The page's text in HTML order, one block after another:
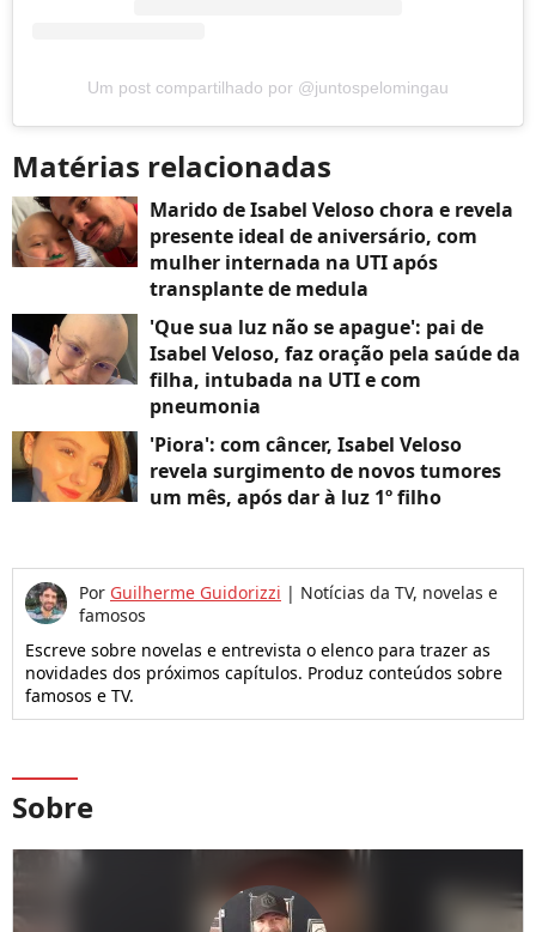
Um post compartilhado por @juntospelomingau
Matérias relacionadas
Marido de Isabel Veloso chora e revela
presente ideal de aniversário, com
mulher internada na UTI após
transplante de medula
'Que sua luz não se apague': pai de
Isabel Veloso, faz oração pela saúde da
filha, intubada na UTI e com
pneumonia
'Piora': com câncer, Isabel Veloso
revela surgimento de novos tumores
um mês, após dar à luz 1º filho
Por Guilherme Guidorizzi | Notícias da TV, novelas e
famosos
Escreve sobre novelas e entrevista o elenco para trazer as
novidades dos próximos capítulos. Produz conteúdos sobre
famosos e TV.
Sobre